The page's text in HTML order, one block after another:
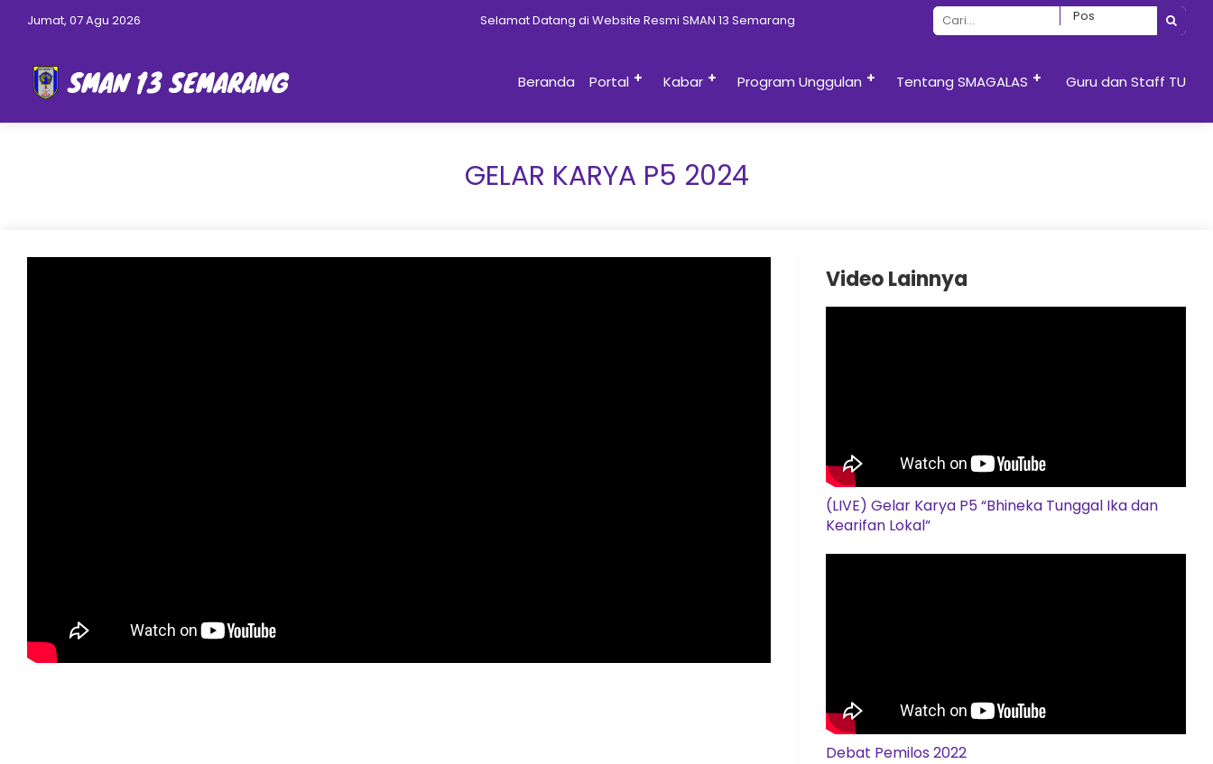
Jumat, 07 Agu 2026 Selamat Datang di Website Resmi SMAN 13 Semarang
Beranda Portal Kabar Program Unggulan Tentang SMAGALAS Guru dan Staff TU
GELAR KARYA P5 2024
Video Lainnya
(LIVE) Gelar Karya P5 “Bhineka Tunggal Ika dan
Kearifan Lokal”
Debat Pemilos 2022